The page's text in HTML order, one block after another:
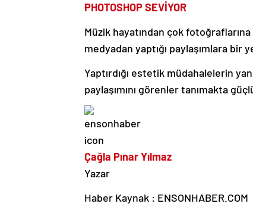
PHOTOSHOP SEVİYOR
Müzik hayatından çok
medyadan yaptığı paylaşımlara bir
Yaptırdığı estetik müdahalelerin
paylaşımını görenler tanımakta
Çağla Pınar Yılmaz
Yazar
Haber Kaynak : ENSONHABER.COM